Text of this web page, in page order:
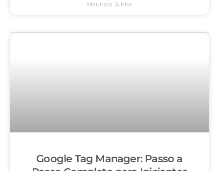
Mauricio Junior
Google Tag Manager: Passo a